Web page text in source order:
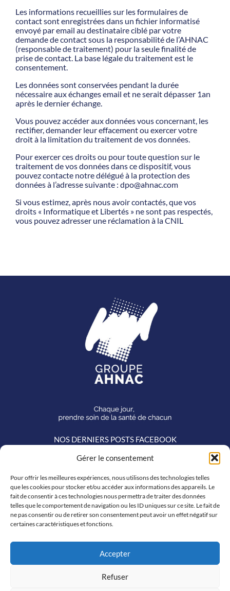
Gérer le consentement
Pour offrir les meilleures expériences, nous utilisons des technologies telles
que les cookies pour stocker et/ou accéder aux informations des appareils. Le
fait de consentir à ces technologies nous permettra de traiter des données
telles que le comportement de navigation ou les ID uniques sur ce site. Le fait de
ne pas consentir ou de retirer son consentement peut avoir un effet négatif sur
certaines caractéristiques et fonctions.
Accepter
Refuser
Les informations recueillies sur les formulaires de
contact sont enregistrées dans un fichier informatisé
envoyé par email au destinataire ciblé par votre
demande de contact sous la responsabilité de l’AHNAC
(responsable de traitement) pour la seule finalité de
prise de contact. La base légale du traitement est le
consentement.
Les données sont conservées pendant la durée
nécessaire aux échanges email et ne serait dépasser 1an
après le dernier échange.
Vous pouvez accéder aux données vous concernant, les
rectifier, demander leur effacement ou exercer votre
droit à la limitation du traitement de vos données.
Pour exercer ces droits ou pour toute question sur le
traitement de vos données dans ce dispositif, vous
pouvez contacte notre délégué à la protection des
données à l’adresse suivante : dpo@ahnac.com
Si vous estimez, après nous avoir contactés, que vos
droits « Informatique et Libertés » ne sont pas respectés,
vous pouvez adresser une réclamation à la CNIL
NOS DERNIERS POSTS FACEBOOK
Groupe AHNAC
Bien vieillir, ensemble]
Nos résidents au cœur de Festi'Fossette à Barlin !
Pendant 11 jours, les résidents de la Résidence Autonomie Les
Trèfles et de l'EHPAD Les Charmilles de Barlin ont pleinement
profité des animations municipales de Festi'Fossette : train
repas festif du 26 juillet animé par Michel Pruvot, aux côtés
Photo